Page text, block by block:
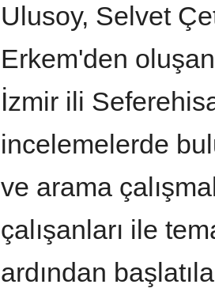
Ulusoy, Selvet
Erkem'den
İzmir ili
incelemelerde
ve arama
çalışanları ile
ardından